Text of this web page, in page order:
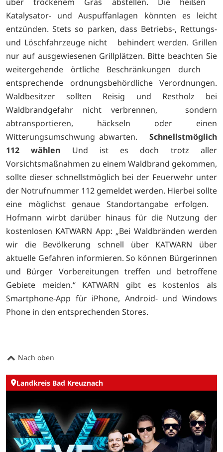
Katalysator- und Auspuffanlagen könnten es leicht
entzünden. Stets so parken, dass Betriebs-, Rettungs-
und Löschfahrzeuge nicht behindert werden. Grillen
nur auf ausgewiesenen Grillplätzen. Bitte beachten Sie
weitergehende örtliche Beschränkungen durch
entsprechende ordnungsbehördliche Verordnungen.
Waldbesitzer sollten Reisig und Restholz bei
Waldbrandgefahr nicht verbrennen, sondern
abtransportieren, häckseln oder einen
Witterungsumschwung abwarten. Schnellstmöglich
112 wählen Und ist es doch trotz aller
Vorsichtsmaßnahmen zu einem Waldbrand gekommen,
sollte dieser schnellstmöglich bei der Feuerwehr unter
der Notrufnummer 112 gemeldet werden. Hierbei sollte
eine möglichst genaue Standortangabe erfolgen.
Hofmann wirbt darüber hinaus für die Nutzung der
kostenlosen KATWARN App: „Bei Waldbränden werden
wir die Bevölkerung schnell über KATWARN über
aktuelle Gefahren informieren. So können Bürgerinnen
und Bürger Vorbereitungen treffen und betroffene
Gebiete meiden.“ KATWARN gibt es kostenlos als
Smartphone-App für iPhone, Android- und Windows
Phone in den entsprechenden Stores.
Nach oben
Landkreis Bad Kreuznach